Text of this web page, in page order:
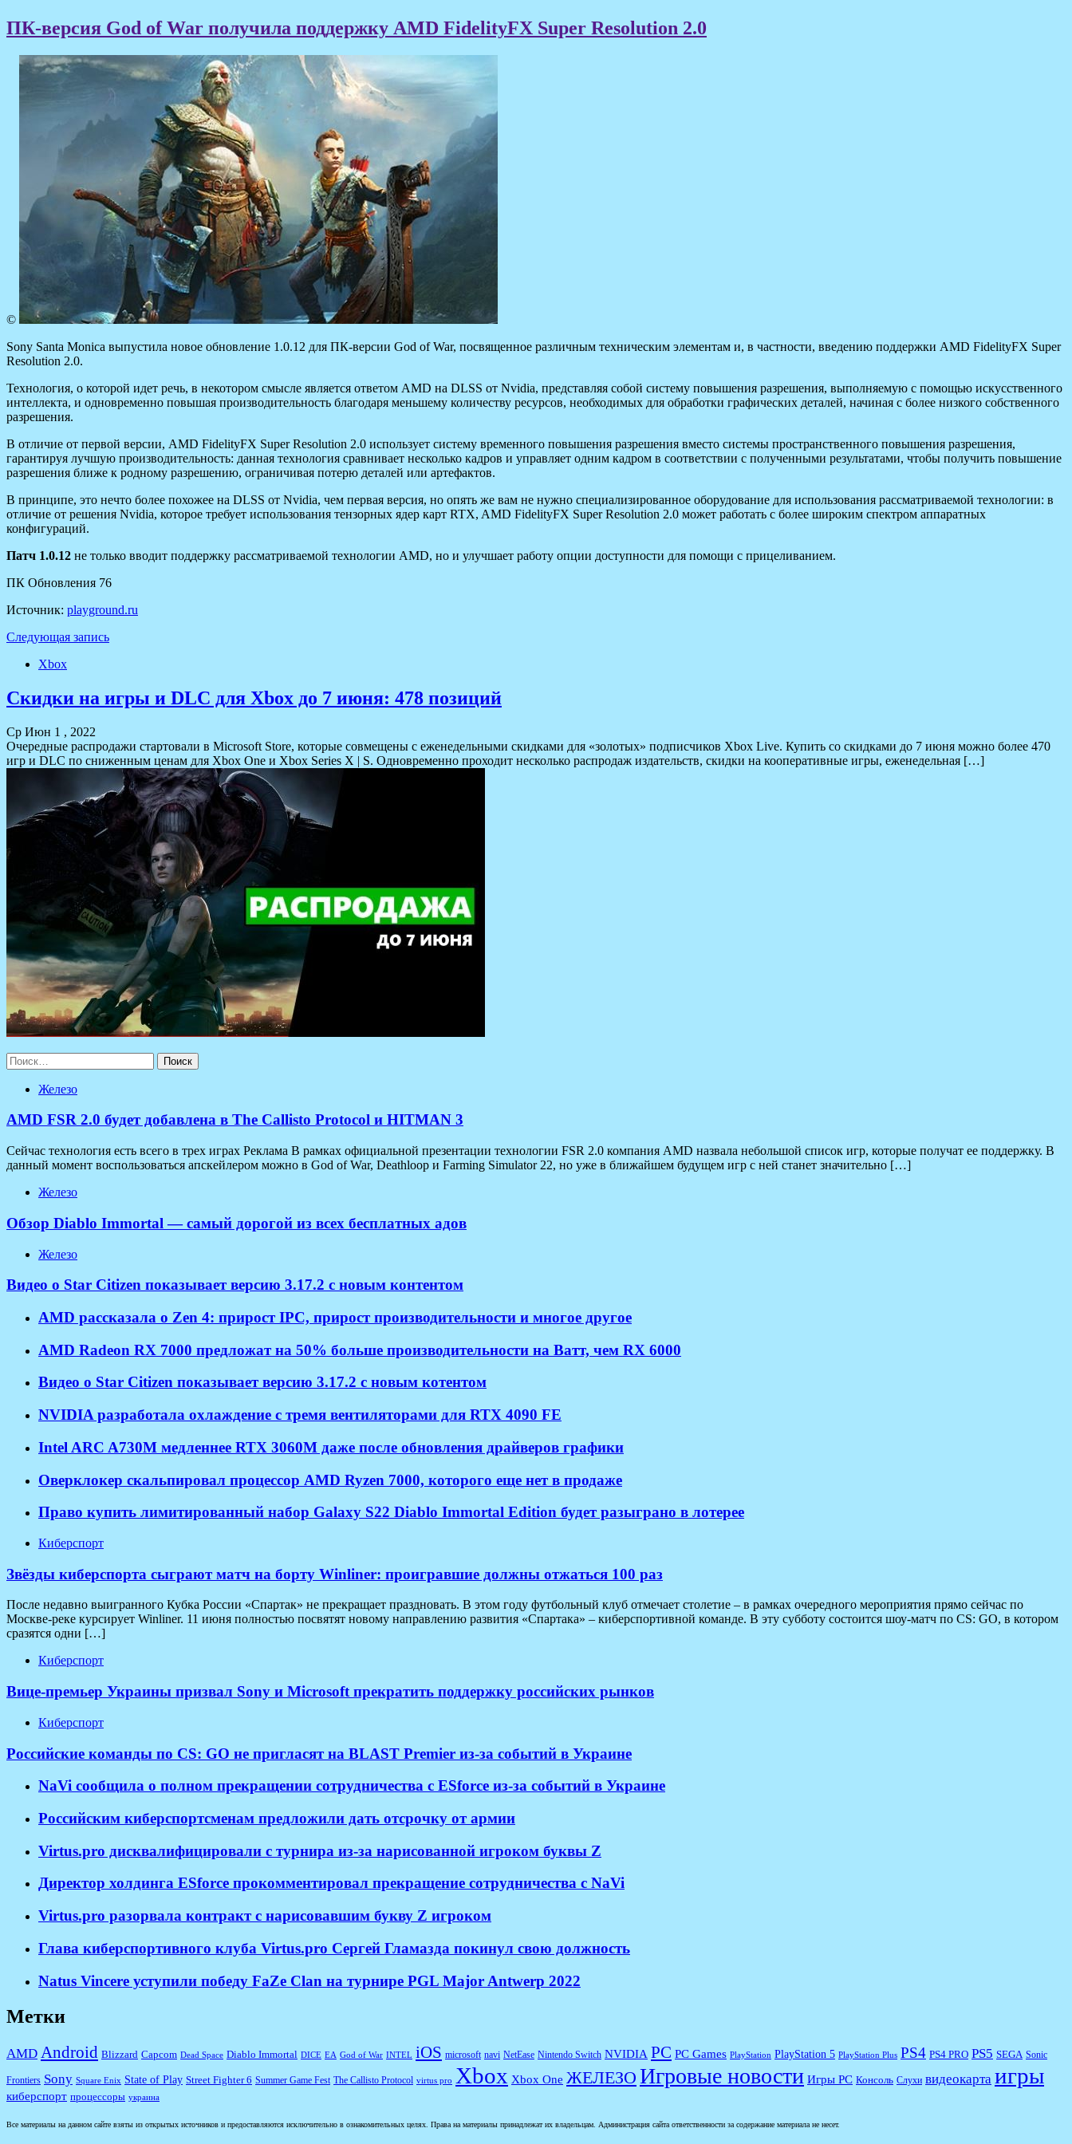
ПК-версия God of War получила поддержку AMD FidelityFX Super Resolution 2.0
©
Sony Santa Monica выпустила новое обновление 1.0.12 для ПК-версии God of War, посвященное различным техническим элементам и, в частности, введению поддержки AMD FidelityFX Super
Resolution 2.0.
Технология, о которой идет речь, в некотором смысле является ответом AMD на DLSS от Nvidia, представляя собой систему повышения разрешения, выполняемую с помощью искусственного
интеллекта, и одновременно повышая производительность благодаря меньшему количеству ресурсов, необходимых для обработки графических деталей, начиная с более низкого собственного
разрешения.
В отличие от первой версии, AMD FidelityFX Super Resolution 2.0 использует систему временного повышения разрешения вместо системы пространственного повышения разрешения,
гарантируя лучшую производительность: данная технология сравнивает несколько кадров и управляет одним кадром в соответствии с полученными результатами, чтобы получить повышение
разрешения ближе к родному разрешению, ограничивая потерю деталей или артефактов.
В принципе, это нечто более похожее на DLSS от Nvidia, чем первая версия, но опять же вам не нужно специализированное оборудование для использования рассматриваемой технологии: в
отличие от решения Nvidia, которое требует использования тензорных ядер карт RTX, AMD FidelityFX Super Resolution 2.0 может работать с более широким спектром аппаратных
конфигураций.
Патч 1.0.12 не только вводит поддержку рассматриваемой технологии AMD, но и улучшает работу опции доступности для помощи с прицеливанием.
ПК Обновления 76
Источник: playground.ru
Следующая запись
Xbox
Скидки на игры и DLC для Xbox до 7 июня: 478 позиций
Ср Июн 1 , 2022
Очередные распродажи стартовали в Microsoft Store, которые совмещены с еженедельными скидками для «золотых» подписчиков Xbox Live. Купить со скидками до 7 июня можно более 470
игр и DLC по сниженным ценам для Xbox One и Xbox Series X | S. Одновременно проходит несколько распродаж издательств, скидки на кооперативные игры, еженедельная […]
Найти:
Железо
AMD FSR 2.0 будет добавлена в The Callisto Protocol и HITMAN 3
Сейчас технология есть всего в трех играх Реклама В рамках официальной презентации технологии FSR 2.0 компания AMD назвала небольшой список игр, которые получат ее поддержку. В
данный момент воспользоваться апскейлером можно в God of War, Deathloop и Farming Simulator 22, но уже в ближайшем будущем игр с ней станет значительно […]
Железо
Обзор Diablo Immortal — самый дорогой из всех бесплатных адов
Железо
Видео о Star Citizen показывает версию 3.17.2 с новым контентом
AMD рассказала о Zen 4: прирост IPC, прирост производительности и многое другое
AMD Radeon RX 7000 предложат на 50% больше производительности на Ватт, чем RX 6000
Видео о Star Citizen показывает версию 3.17.2 с новым котентом
NVIDIA разработала охлаждение с тремя вентиляторами для RTX 4090 FE
Intel ARC A730M медленнее RTX 3060M даже после обновления драйверов графики
Оверклокер скальпировал процессор AMD Ryzen 7000, которого еще нет в продаже
Право купить лимитированный набор Galaxy S22 Diablo Immortal Edition будет разыграно в лотерее
Киберспорт
Звёзды киберспорта сыграют матч на борту Winliner: проигравшие должны отжаться 100 раз
После недавно выигранного Кубка России «Спартак» не прекращает праздновать. В этом году футбольный клуб отмечает столетие – в рамках очередного мероприятия прямо сейчас по
Москве-реке курсирует Winliner. 11 июня полностью посвятят новому направлению развития «Спартака» – киберспортивной команде. В эту субботу состоится шоу-матч по CS: GO, в котором
сразятся одни […]
Киберспорт
Вице-премьер Украины призвал Sony и Microsoft прекратить поддержку российских рынков
Киберспорт
Российские команды по CS: GO не пригласят на BLAST Premier из-за событий в Украине
NaVi сообщила о полном прекращении сотрудничества с ESforce из-за событий в Украине
Российским киберспортсменам предложили дать отсрочку от армии
Virtus.pro дисквалифицировали с турнира из-за нарисованной игроком буквы Z
Директор холдинга ESforce прокомментировал прекращение сотрудничества с NaVi
​Virtus.pro разорвала контракт с нарисовавшим букву Z игроком
Глава киберспортивного клуба Virtus.pro Сергей Гламазда покинул свою должность
Natus Vincere уступили победу FaZe Clan на турнире PGL Major Antwerp 2022
Метки
AMD Android Blizzard Capcom Dead Space Diablo Immortal DICE EA God of War INTEL iOS microsoft navi NetEase Nintendo Switch NVIDIA PC PC Games PlayStation PlayStation 5 PlayStation Plus PS4 PS4 PRO PS5 SEGA Sonic
Frontiers Sony Square Enix State of Play Street Fighter 6 Summer Game Fest The Callisto Protocol virtus pro Xbox Xbox One ЖЕЛЕЗО Игровые новости Игры PC Консоль Слухи видеокарта игры
киберспорт процессоры украина
Все материалы на данном сайте взяты из открытых источников и предоставляются исключительно в ознакомительных целях. Права на материалы принадлежат их владельцам. Администрация сайта ответственности за содержание материала не несет.